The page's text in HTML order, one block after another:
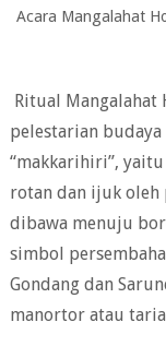
Acara Mangalahat
Ritual
pelestarian
“makkarihiri”,
rotan dan ijuk oleh
dibawa menuju
simbol
Gondang dan
manortor atau